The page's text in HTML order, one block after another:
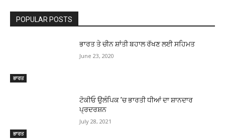
POPULAR POSTS
ਭਾਰਤ
ਭਾਰਤ ਤੇ ਚੀਨ ਸ਼ਾਂਤੀ ਬਹਾਲ ਰੱਖਣ ਲਈ ਸਹਿਮਤ
June 23, 2020
ਭਾਰਤ
ਟੋਕੀਓ ਉਲੰਪਿਕ ’ਚ ਭਾਰਤੀ ਧੀਆਂ ਦਾ ਸ਼ਾਨਦਾਰ
ਪ੍ਰਦਰਸ਼ਨ
July 28, 2021